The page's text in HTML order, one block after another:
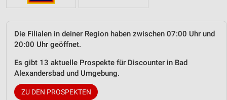
Die Filialen in deiner Region haben zwischen 07:00 Uhr und
20:00 Uhr geöffnet.
Es gibt 13 aktuelle Prospekte für Discounter in Bad
Alexandersbad und Umgebung.
ZU DEN PROSPEKTEN